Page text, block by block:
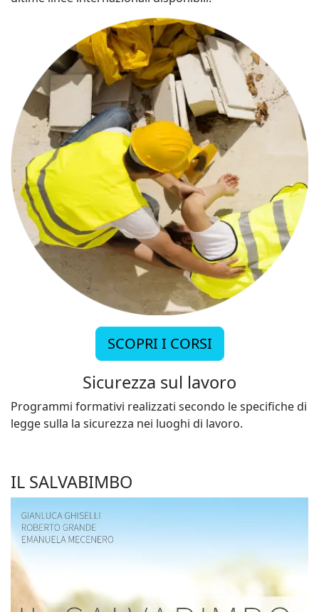
SCOPRI I CORSI
Sicurezza sul lavoro
Programmi formativi realizzati secondo le specifiche di
legge sulla la sicurezza nei luoghi di lavoro.
IL SALVABIMBO